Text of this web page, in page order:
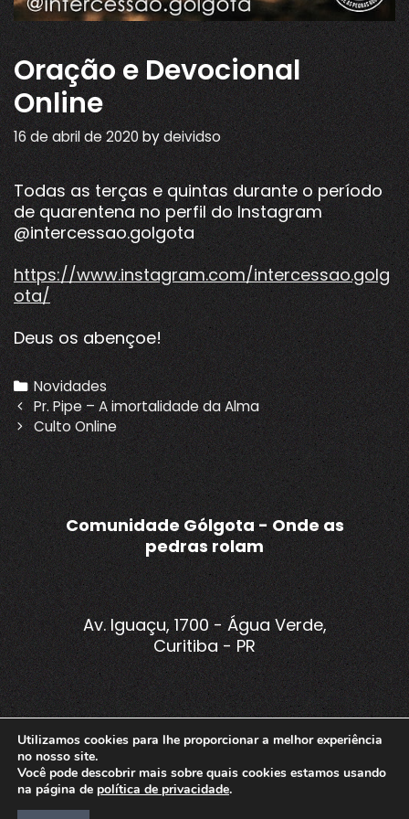
Oração e Devocional
Online
16 de abril de 2020bydeividso
Todas as terças e quintas durante o período
de quarentena no perfil do Instagram
@intercessao.golgota
https://www.instagram.com/intercessao.golg
ota/
Deus os abençoe!
Categories
Novidades
Post
navigation
Pr. Pipe – A imortalidade da Alma
Culto Online
Comunidade Gólgota - Onde as
pedras rolam
Av. Iguaçu, 1700 - Água Verde,
Curitiba - PR
Todos os sabados às 19h
© 2026 Comunidade Gólgota
Utilizamos cookies para lhe proporcionar a melhor experiência
no nosso site.
Você pode descobrir mais sobre quais cookies estamos usando
na página de política de privacidade.